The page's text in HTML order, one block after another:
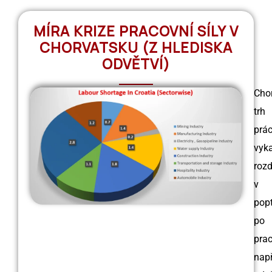
MÍRA KRIZE PRACOVNÍ SÍLY V
CHORVATSKU (Z HLEDISKA
ODVĚTVÍ)
trh
v
po